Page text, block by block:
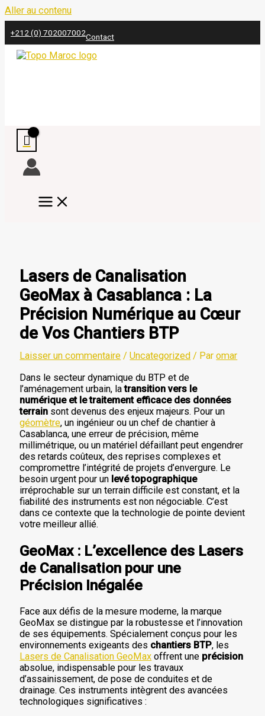
Aller au contenu
+212 (0) 702007002Contact
Lasers de Canalisation
GeoMax à Casablanca : La
Précision Numérique au Cœur
de Vos Chantiers BTP
Laisser un commentaire /Uncategorized / Paromar
Dans le secteur dynamique du BTP et de
l’aménagement urbain, latransition vers le
numérique et le traitement efficace des données
terrain sont devenus des enjeux majeurs. Pour un
géomètre, un ingénieur ou un chef de chantier à
Casablanca, une erreur de précision, même
millimétrique, ou un matériel défaillant peut engendrer
des retards coûteux, des reprises complexes et
compromettre l’intégrité de projets d’envergure. Le
besoin urgent pour un levé topographique
irréprochable sur un terrain difficile est constant, et la
fiabilité des instruments est non négociable. C’est
dans ce contexte que la technologie de pointe devient
votre meilleur allié.
GeoMax : L’excellence des Lasers
de Canalisation pour une
Précision Inégalée
Face aux défis de la mesure moderne, la marque
GeoMax se distingue par la robustesse et l’innovation
de ses équipements. Spécialement conçus pour les
environnements exigeants des chantiers BTP, les
Lasers de Canalisation GeoMax offrent une précision
absolue, indispensable pour les travaux
d’assainissement, de pose de conduites et de
drainage. Ces instruments intègrent des avancées
technologiques significatives :